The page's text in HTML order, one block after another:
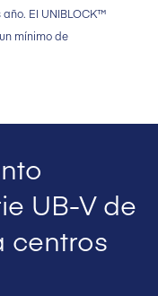
El UNIBLOCK™
mínimo de
UB-V de
centros